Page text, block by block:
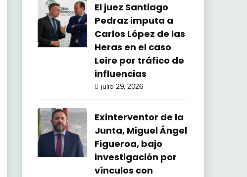
El juez Santiago
Pedraz imputa a
Carlos López de las
Heras en el caso
Leire por tráfico de
influencias
julio 29, 2026
Exinterventor de la
Junta, Miguel Ángel
Figueroa, bajo
investigación por
vínculos con